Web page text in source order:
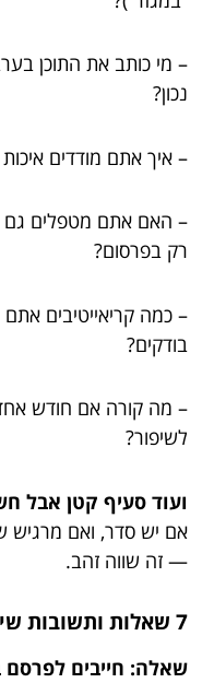
– מי כותב את התוכן
נכון?
– איך אתם מודדים
רק בפרסום?
– כמה קריאייטיבים
בודקים?
– מה קורה אם חודש
לשיפור?
ועוד סעיף קטן אבל
אם יש סדר, ואם
— זה שווה זהב.
7 שאלות ותשובות שיעשו לך סדר בראש
שאלה: חייבים לפרסם